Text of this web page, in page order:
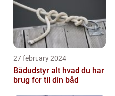
27 february 2024
Bådudstyr alt hvad du har
brug for til din båd